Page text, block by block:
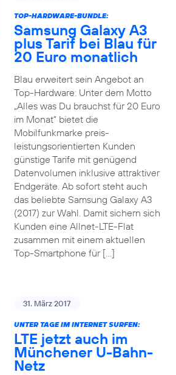
TOP-HARDWARE-BUNDLE:
Samsung Galaxy A3
plus Tarif bei Blau für
20 Euro monatlich
Blau erweitert sein Angebot an
Top-Hardware: Unter dem Motto
„Alles was Du brauchst für 20 Euro
im Monat“ bietet die
Mobilfunkmarke preis-
leistungsorientierten Kunden
günstige Tarife mit genügend
Datenvolumen inklusive attraktiver
Endgeräte. Ab sofort steht auch
das beliebte Samsung Galaxy A3
(2017) zur Wahl. Damit sichern sich
Kunden eine Allnet-LTE-Flat
zusammen mit einem aktuellen
Top-Smartphone für […]
31. März 2017
UNTER TAGE IM INTERNET SURFEN:
LTE jetzt auch im
Münchener U-Bahn-
Netz